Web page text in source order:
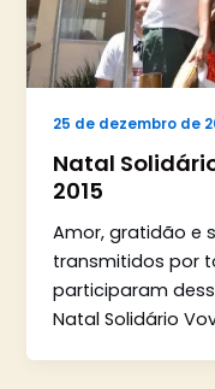
25 de dezembro de
Natal
2015
Amor, gratidão e
transmitidos por
participaram
Natal Solidário